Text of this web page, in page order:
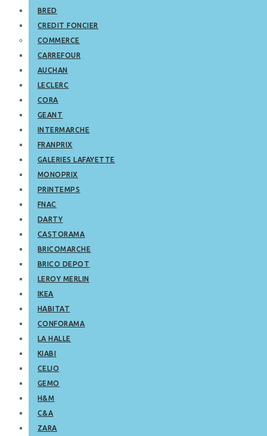
BRED
CREDIT FONCIER
COMMERCE
CARREFOUR
AUCHAN
LECLERC
CORA
GEANT
INTERMARCHE
FRANPRIX
GALERIES LAFAYETTE
MONOPRIX
PRINTEMPS
FNAC
DARTY
CASTORAMA
BRICOMARCHE
BRICO DEPOT
LEROY MERLIN
IKEA
HABITAT
CONFORAMA
LA HALLE
KIABI
CELIO
GEMO
H&M
C&A
ZARA